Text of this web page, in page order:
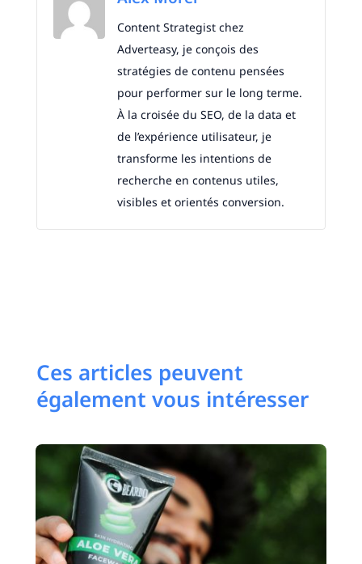
Content Strategist chez
Adverteasy, je conçois des
stratégies de contenu pensées
pour performer sur le long terme.
À la croisée du SEO, de la data et
de l’expérience utilisateur, je
transforme les intentions de
recherche en contenus utiles,
visibles et orientés conversion.
Ces articles peuvent
également vous intéresser